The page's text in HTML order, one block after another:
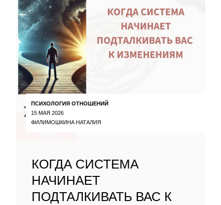
ПСИХОЛОГИЯ ОТНОШЕНИЙ
15 МАЯ 2026
ФИЛИМОШКИНА НАТАЛИЯ
КОГДА СИСТЕМА
НАЧИНАЕТ
ПОДТАЛКИВАТЬ ВАС К